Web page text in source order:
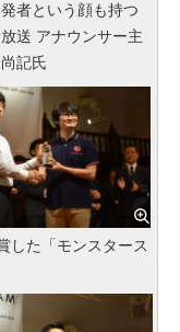
者という顔も持つ
送 アナウンサー主
記氏
した「モンスタース